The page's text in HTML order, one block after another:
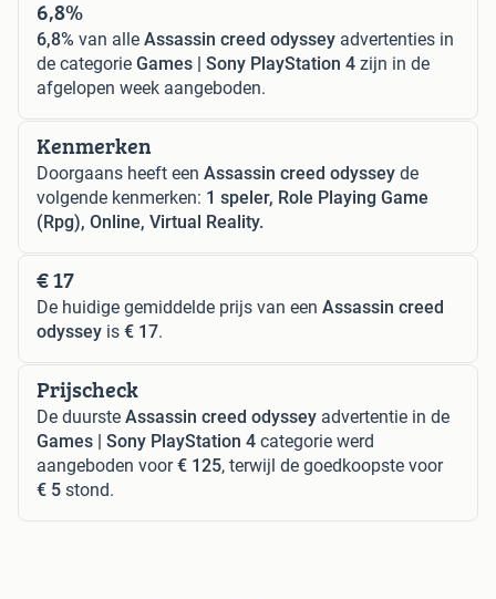
6,8%
6,8% van alle Assassin creed odyssey advertenties in
de categorie Games | Sony PlayStation 4 zijn in de
afgelopen week aangeboden.
Kenmerken
Doorgaans heeft een Assassin creed odyssey de
volgende kenmerken: 1 speler, Role Playing Game
(Rpg), Online, Virtual Reality.
€ 17
De huidige gemiddelde prijs van een Assassin creed
odyssey is € 17.
Prijscheck
De duurste Assassin creed odyssey advertentie in de
Games | Sony PlayStation 4 categorie werd
aangeboden voor€ 125, terwijl de goedkoopste voor
€ 5 stond.